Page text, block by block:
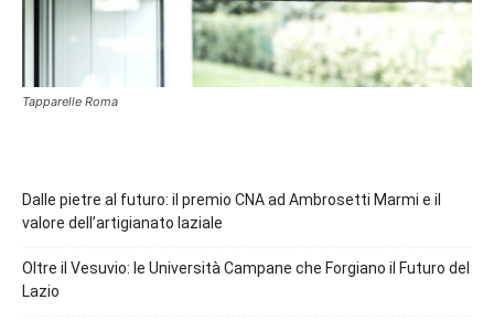
Tapparelle Roma
Dalle pietre al futuro: il premio CNA ad Ambrosetti Marmi e il
valore dell’artigianato laziale
Oltre il Vesuvio: le Università Campane che Forgiano il Futuro del
Lazio